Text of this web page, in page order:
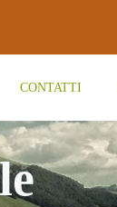
CONTATTI